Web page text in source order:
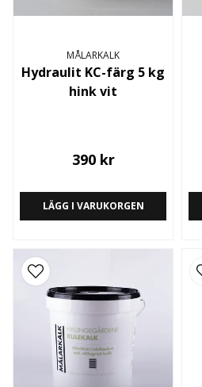
MÅLARKALK
Hydraulit KC-färg 5 kg
hink vit
390 kr
LÄGG I VARUKORGEN